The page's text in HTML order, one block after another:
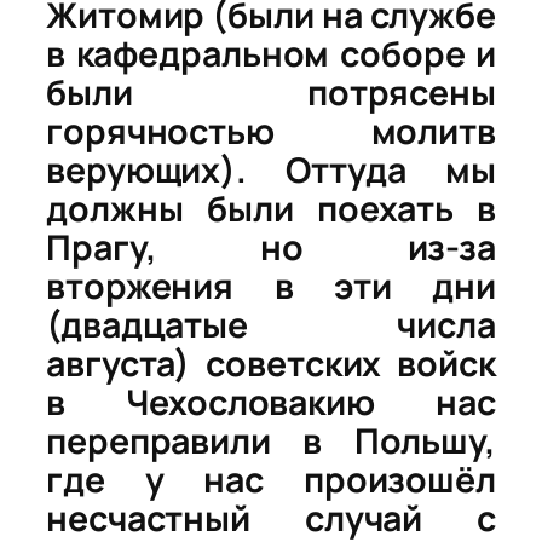
Житомир (были на службе
в кафедральном соборе и
были потрясены
горячностью молитв
верующих). Оттуда мы
должны были поехать в
Прагу, но из-за
вторжения в эти дни
(двадцатые числа
августа) советских войск
в Чехословакию нас
переправили в Польшу,
где у нас произошёл
несчастный случай с